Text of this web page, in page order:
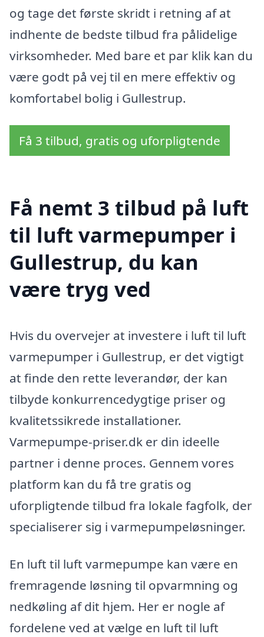
og tage det første skridt i retning af at
indhente de bedste tilbud fra pålidelige
virksomheder. Med bare et par klik kan du
være godt på vej til en mere effektiv og
komfortabel bolig i Gullestrup.
Få 3 tilbud, gratis og uforpligtende
Få nemt 3 tilbud på luft
til luft varmepumper i
Gullestrup, du kan
være tryg ved
Hvis du overvejer at investere i luft til luft
varmepumper i Gullestrup, er det vigtigt
at finde den rette leverandør, der kan
tilbyde konkurrencedygtige priser og
kvalitetssikrede installationer.
Varmepumpe-priser.dk er din ideelle
partner i denne proces. Gennem vores
platform kan du få tre gratis og
uforpligtende tilbud fra lokale fagfolk, der
specialiserer sig i varmepumpeløsninger.
En luft til luft varmepumpe kan være en
fremragende løsning til opvarmning og
nedkøling af dit hjem. Her er nogle af
fordelene ved at vælge en luft til luft